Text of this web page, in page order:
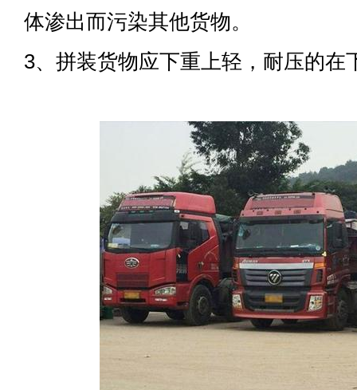
体渗出而污染其他货物。
3、拼装货物应下重上轻，耐压的在